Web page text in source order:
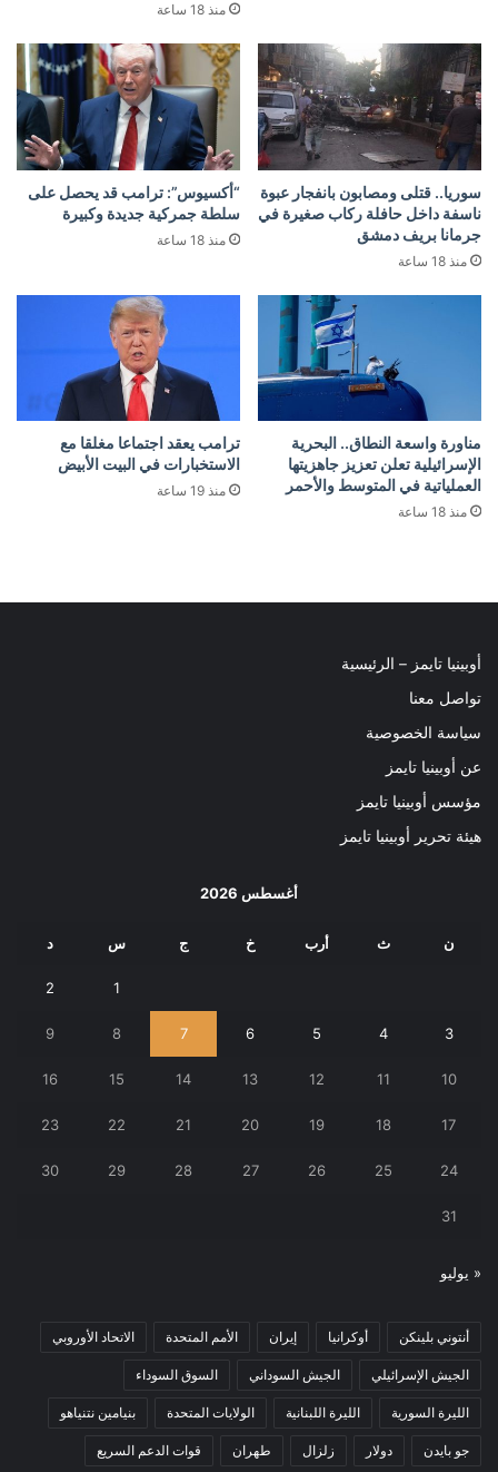
منذ 18 ساعة
سوريا.. قتلى ومصابون بانفجار عبوة
ناسفة داخل حافلة ركاب صغيرة في
جرمانا بريف دمشق
منذ 18 ساعة
“أكسيوس”: ترامب قد يحصل على
سلطة جمركية جديدة وكبيرة
منذ 18 ساعة
مناورة واسعة النطاق.. البحرية
الإسرائيلية تعلن تعزيز جاهزيتها
العملياتية في المتوسط والأحمر
منذ 18 ساعة
ترامب يعقد اجتماعا مغلقا مع
الاستخبارات في البيت الأبيض
منذ 19 ساعة
أوبينيا تايمز – الرئيسية
تواصل معنا
سياسة الخصوصية
عن أوبينيا تايمز
مؤسس أوبينيا تايمز
هيئة تحرير أوبينيا تايمز
أغسطس 2026
ن ث أرب خ ج س د
1
2
3
4
5
6
7
8
9
10
11
12
13
14
15
16
17
18
19
20
21
22
23
24
25
26
27
28
29
30
31
« يوليو
أنتوني بلينكن أوكرانيا إيران الأمم المتحدة الاتحاد الأوروبي
الجيش الإسرائيلي الجيش السوداني السوق السوداء
الليرة السورية الليرة اللبنانية الولايات المتحدة بنيامين نتنياهو
جو بايدن دولار زلزال طهران قوات الدعم السريع